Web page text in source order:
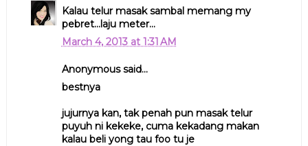
Kalau telur masak sambal memang my
pebret...laju meter...
March 4, 2013 at 1:31 AM
Anonymous said...
bestnya
jujurnya kan, tak penah pun masak telur
puyuh ni kekeke, cuma kekadang makan
kalau beli yong tau foo tu je